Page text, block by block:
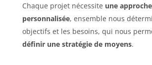
Chaque projet nécessite une approche
personnalisée, ensemble nous
objectifs et les besoins, qui nous
définir une stratégie de moyens.